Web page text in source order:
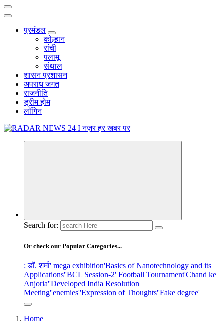
प्रमंडल
कोल्हान
रांची
पलामू
संथाल
शासन प्रशासन
अपराध जगत
राजनीति
ड्रीम होम
लॉगिन
Search for:
Or check our Popular Categories...
: डॉ. शर्मा' mega exhibition'Basics of Nanotechnology and its
Applications''BCL Session-2' Football Tournament'Chand ke
Anjoria''Developed India Resolution
Meeting''enemies''Expression of Thoughts''Fake degree'
Home